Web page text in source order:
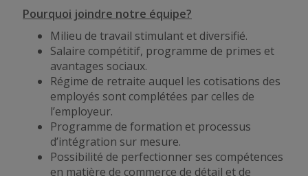
Pourquoi joindre notre équipe?
Milieu de travail stimulant et diversifié.
Salaire compétitif, programme de primes et
avantages sociaux.
Régime de retraite auquel les cotisations des
employés sont complétées par celles de
l’employeur.
Programme de formation et processus
d’intégration sur mesure.
Possibilité de perfectionner ses compétences
en matière de commerce de détail et de